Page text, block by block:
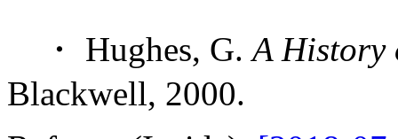
・ Hughes, G.A History
Blackwell, 2000.